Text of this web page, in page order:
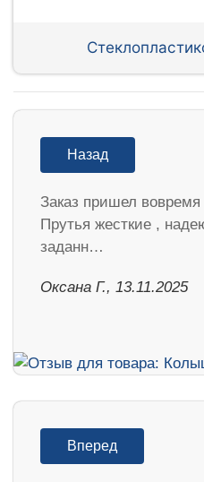
Назад
Заказ пришел вовремя
Прутья жесткие ,
заданн…
Оксана Г., 13.11.2025
Вперед